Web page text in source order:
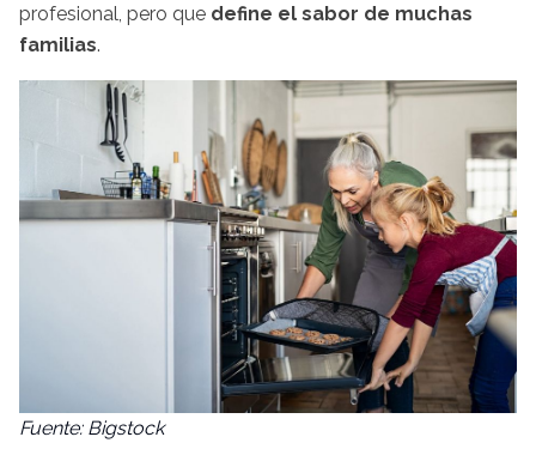
profesional, pero que define el sabor de muchas
familias.
Fuente: Bigstock